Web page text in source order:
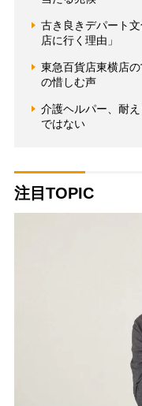
古き良きデパート
店に行く理由」
東急百貨店東横店
の惜しむ声
介護ヘルパー、耐
ではない
注目TOPIC